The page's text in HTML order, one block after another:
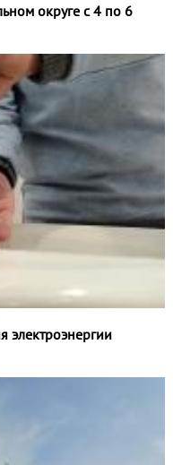
округе с 4 по 6
электроэнергии